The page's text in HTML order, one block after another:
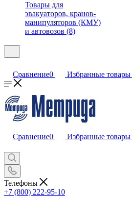
Товары для
эвакуаторов, кранов-
манипуляторов (КМУ)
и автовозов (8)
Сравнение0 Избранные товары
Сравнение0 Избранные товары
Телефоны
+7 (800) 222-95-10